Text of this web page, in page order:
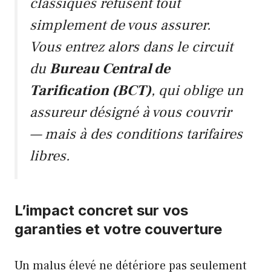
simplement de vous assurer.
Vous entrez alors dans le circuit
du Bureau Central de
Tarification (BCT), qui oblige un
assureur désigné à vous couvrir
— mais à des conditions tarifaires
libres.
L’impact concret sur vos
garanties et votre couverture
Un malus élevé ne détériore pas seulement